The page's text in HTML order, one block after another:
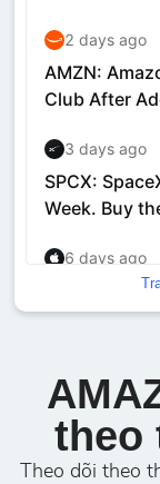
theo
Theo dõi theo